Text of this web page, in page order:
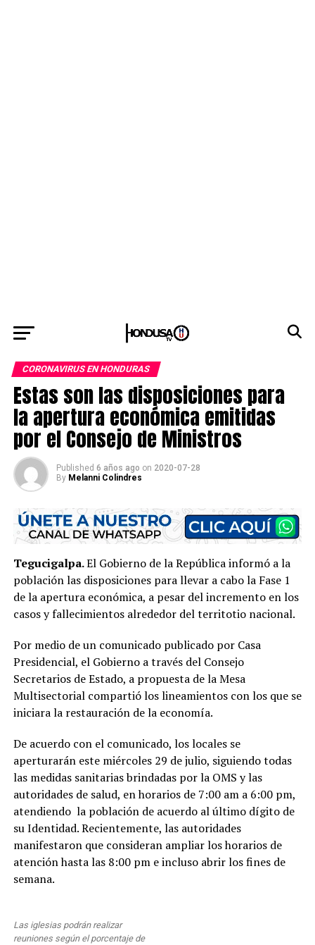
CORONAVIRUS EN HONDURAS
Estas son las disposiciones para
la apertura económica emitidas
por el Consejo de Ministros
Published 6 años ago on 2020-07-28
By Melanni Colindres
Tegucigalpa.El Gobierno de la República informó a la
población las disposiciones para llevar a cabo la Fase 1
de la apertura económica, a pesar del incremento en los
casos y fallecimientos alrededor del territotio nacional.
Por medio de un comunicado publicado por Casa
Presidencial, el Gobierno a través del Consejo
Secretarios de Estado, a propuesta de la Mesa
Multisectorial compartió los lineamientos con los que se
iniciara la restauración de la economía.
De acuerdo con el comunicado, los locales se
aperturarán este miércoles 29 de julio, siguiendo todas
las medidas sanitarias brindadas por la OMS y las
autoridades de salud, en horarios de 7:00 am a 6:00 pm,
atendiendo la población de acuerdo al último dígito de
su Identidad. Recientemente, las autoridades
manifestaron que consideran ampliar los horarios de
atención hasta las 8:00 pm e incluso abrir los fines de
semana.
Las iglesias podrán realizar
reuniones según el porcentaje de